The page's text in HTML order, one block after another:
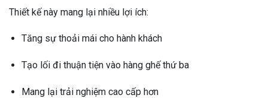
Thiết kế này mang lại nhiều lợi ích:
Tăng sự thoải mái cho hành khách
Tạo lối đi thuận tiện vào hàng ghế thứ ba
Mang lại trải nghiệm cao cấp hơn